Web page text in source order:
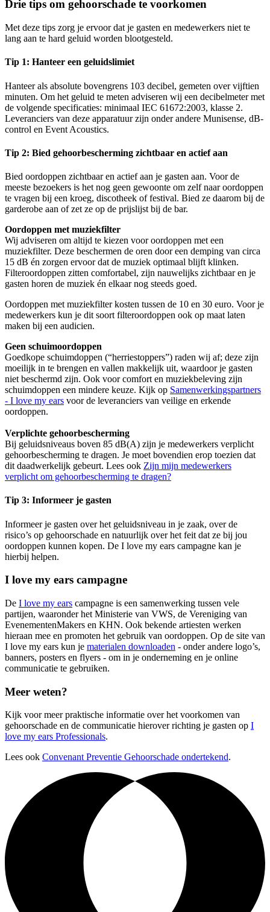
Drie tips om gehoorschade te voorkomen
Met deze tips zorg je ervoor dat je gasten en medewerkers niet te
lang aan te hard geluid worden blootgesteld.
Tip 1: Hanteer een geluidslimiet
Hanteer als absolute bovengrens 103 decibel, gemeten over vijftien
minuten. Om het geluid te meten adviseren wij een decibelmeter met
de volgende specificaties: minimaal IEC 61672:2003, klasse 2.
Leveranciers van deze apparatuur zijn onder andere Munisense, dB-
control en Event Acoustics.
Tip 2: Bied gehoorbescherming zichtbaar en actief aan
Bied oordoppen zichtbaar en actief aan je gasten aan. Voor de
meeste bezoekers is het nog geen gewoonte om zelf naar oordoppen
te vragen bij een kroeg, discotheek of festival. Bied ze daarom bij de
garderobe aan of zet ze op de prijslijst bij de bar.
Oordoppen met muziekfilter
Wij adviseren om altijd te kiezen voor oordoppen met een
muziekfilter. Deze beschermen de oren door een demping van circa
15 dB én zorgen ervoor dat de muziek optimaal blijft klinken.
Filteroordoppen zitten comfortabel, zijn nauwelijks zichtbaar en je
gasten horen de muziek én elkaar nog steeds goed.
Oordoppen met muziekfilter kosten tussen de 10 en 30 euro. Voor je
medewerkers kun je dit soort filteroordoppen ook op maat laten
maken bij een audicien.
Geen schuimoordoppen
Goedkope schuimdoppen (“herriestoppers”) raden wij af; deze zijn
moeilijk in te brengen en vallen makkelijk uit, waardoor je gasten
niet beschermd zijn. Ook voor comfort en muziekbeleving zijn
schuimdoppen een mindere keuze. Kijk op Samenwerkingspartners
- I love my ears voor de leveranciers van veilige en erkende
oordoppen.
Verplichte gehoorbescherming
Bij geluidsniveaus boven 85 dB(A) zijn je medewerkers verplicht
gehoorbescherming te dragen. Je moet bovendien erop toezien dat
dit daadwerkelijk gebeurt. Lees ook Zijn mijn medewerkers
verplicht om gehoorbescherming te dragen?
Tip 3: Informeer je gasten
Informeer je gasten over het geluidsniveau in je zaak, over de
risico’s op gehoorschade en natuurlijk over het feit dat ze bij jou
oordoppen kunnen kopen. De I love my ears campagne kan je
hierbij helpen.
I love my ears campagne
De I love my ears campagne is een samenwerking tussen vele
partijen, waaronder het Ministerie van VWS, de Vereniging van
EvenementenMakers en KHN. Ook bekende artiesten werken
hieraan mee en promoten het gebruik van oordoppen. Op de site van
I love my ears kun je materialen downloaden - onder andere logo’s,
banners, posters en flyers - om in je onderneming en je online
communicatie te gebruiken.
Meer weten?
Kijk voor meer praktische informatie over het voorkomen van
gehoorschade en de communicatie hierover richting je gasten op I
love my ears Professionals.
Lees ook Convenant Preventie Gehoorschade ondertekend.